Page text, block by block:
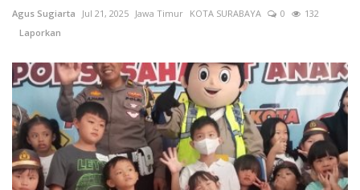
Agus Sugiarta Jul 21, 2025 Jawa Timur KOTA SURABAYA 0
132
Laporkan